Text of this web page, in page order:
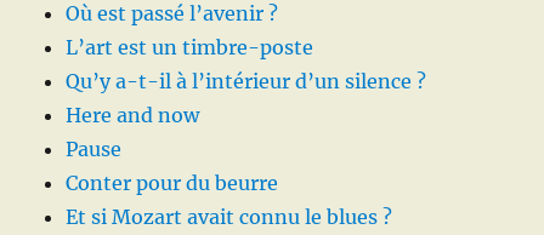
Où est passé l’avenir ?
L’art est un timbre-poste
Qu’y a-t-il à l’intérieur d’un silence ?
Here and now
Pause
Conter pour du beurre
Et si Mozart avait connu le blues ?